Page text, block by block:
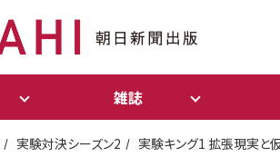
雑誌
実験対決シーズン2 実験キング1 拡張現実と